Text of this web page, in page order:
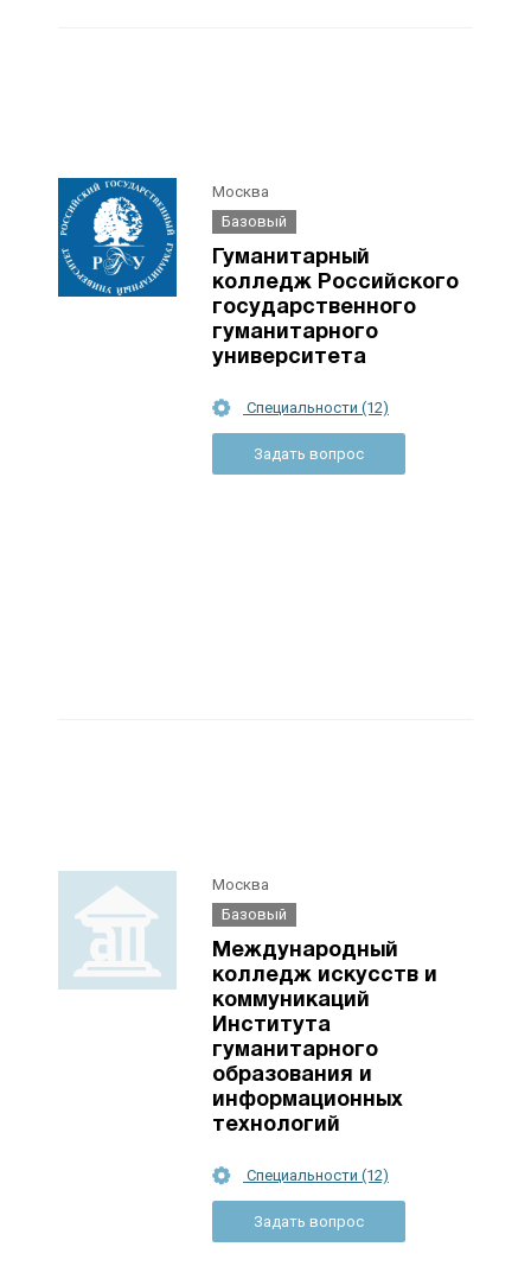
Москва
Базовый
Гуманитарный
колледж Российского
государственного
гуманитарного
университета
Специальности (12)
Задать вопрос
Москва
Базовый
Международный
колледж искусств и
коммуникаций
Института
гуманитарного
образования и
информационных
технологий
Специальности (12)
Задать вопрос